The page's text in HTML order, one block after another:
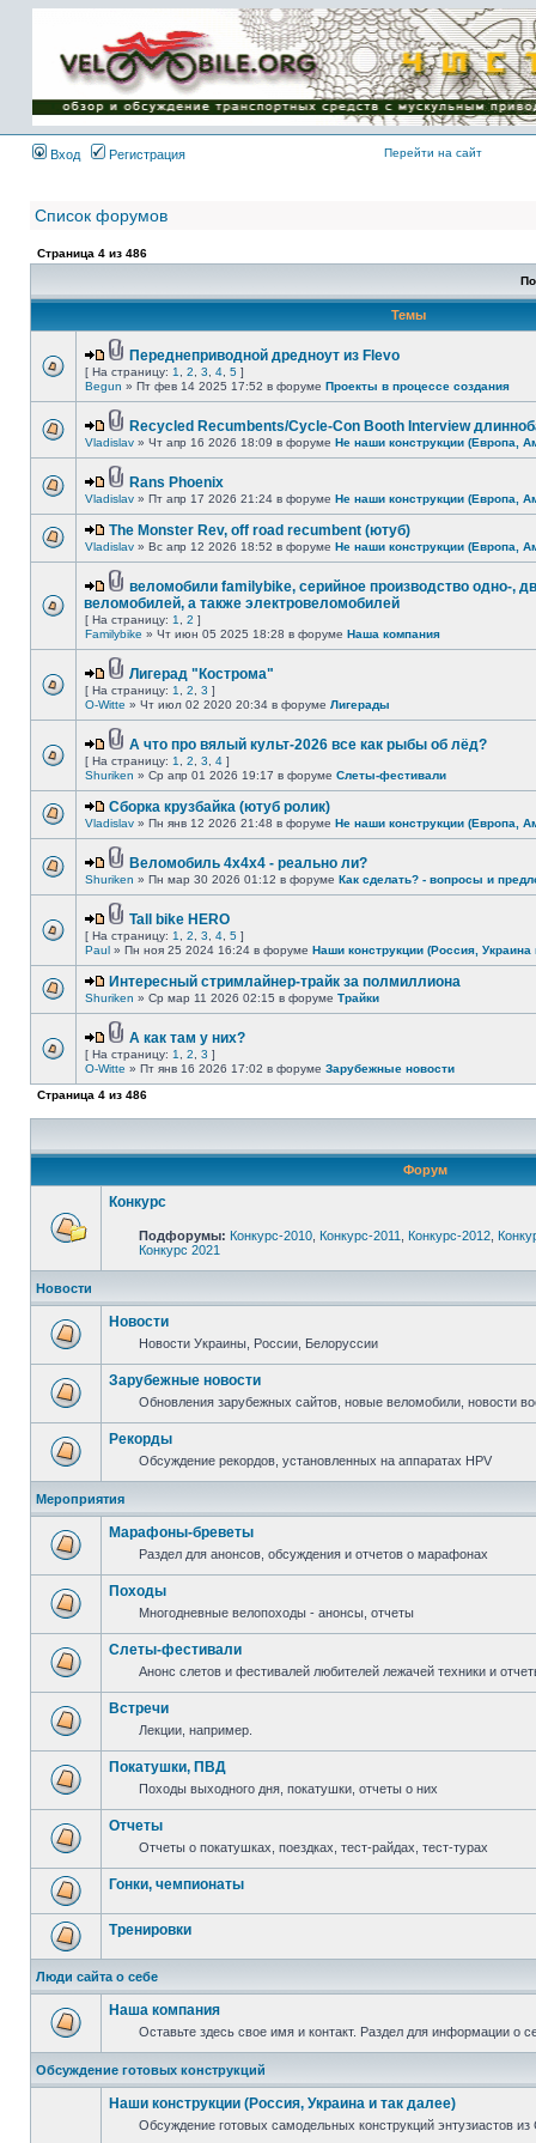
Имя пользователя:
Пароль:
{ LOG_ME_IN_SHORT
}
Вход
Регистрация Перейти на сайт
Список форумов
Страница 4 из 486
Темы
Переднеприводной дредноут из Flevo
[ На страницу: 1 2 3 4 5 ]
Begun » Пт фев 14 2025 17:52 в форуме Проекты в процессе создания
Recycled Recumbents/Cycle-Con Booth Interview
Vladislav » Чт апр 16 2026 18:09 в форуме Не наши конструкции (Европа,
Rans Phoenix
Vladislav » Пт апр 17 2026 21:24 в форуме Не наши конструкции (Европа,
The Monster Rev, off road recumbent (ютуб)
Vladislav » Вс апр 12 2026 18:52 в форуме Не наши конструкции (Европа,
веломобили familybike, серийное производство одно-,
веломобилей, а также электровеломобилей
[ На страницу: 1 2 ]
Familybike » Чт июн 05 2025 18:28 в форуме Наша компания
Лигерад "Кострома"
[ На страницу: 1 2 3 ]
O-Witte » Чт июл 02 2020 20:34 в форуме Лигерады
А что про вялый культ-2026 все как рыбы об лёд?
[ На страницу: 1 2 3 4 ]
Shuriken » Ср апр 01 2026 19:17 в форуме Слеты-фестивали
Сборка крузбайка (ютуб ролик)
Vladislav » Пн янв 12 2026 21:48 в форуме Не наши конструкции (Европа,
Веломобиль 4х4х4 - реально ли?
Shuriken » Пн мар 30 2026 01:12 в форуме Как сделать? - вопросы и
Tall bike HERO
[ На страницу: 1 2 3 4 5 ]
Paul » Пн ноя 25 2024 16:24 в форуме Наши конструкции (Россия, Украина
Интересный стримлайнер-трайк за полмиллиона
Shuriken » Ср мар 11 2026 02:15 в форуме Трайки
А как там у них?
[ На страницу: 1 2 3 ]
O-Witte » Пт янв 16 2026 17:02 в форуме Зарубежные новости
Страница 4 из 486
Форум
Конкурс
Подфорумы: Конкурс-2010 Конкурс-2011 Конкурс-2012
Конкурс 2021
Новости
Новости
Новости Украины, России, Белоруссии
Зарубежные новости
Обновления зарубежных сайтов, новые веломобили, новости
Рекорды
Обсуждение рекордов, установленных на аппаратах HPV
Мероприятия
Марафоны-бреветы
Раздел для анонсов, обсуждения и отчетов о марафонах
Походы
Многодневные велопоходы - анонсы, отчеты
Слеты-фестивали
Анонс слетов и фестивалей любителей лежачей техники и
Встречи
Лекции, например.
Покатушки, ПВД
Походы выходного дня, покатушки, отчеты о них
Отчеты
Отчеты о покатушках, поездках, тест-райдах, тест-турах
Гонки, чемпионаты
Тренировки
Люди сайта о себе
Наша компания
Оставьте здесь свое имя и контакт. Раздел для информации о
Обсуждение готовых конструкций
Наши конструкции (Россия, Украина и так далее)
Обсуждение готовых самодельных конструкций энтузиастов